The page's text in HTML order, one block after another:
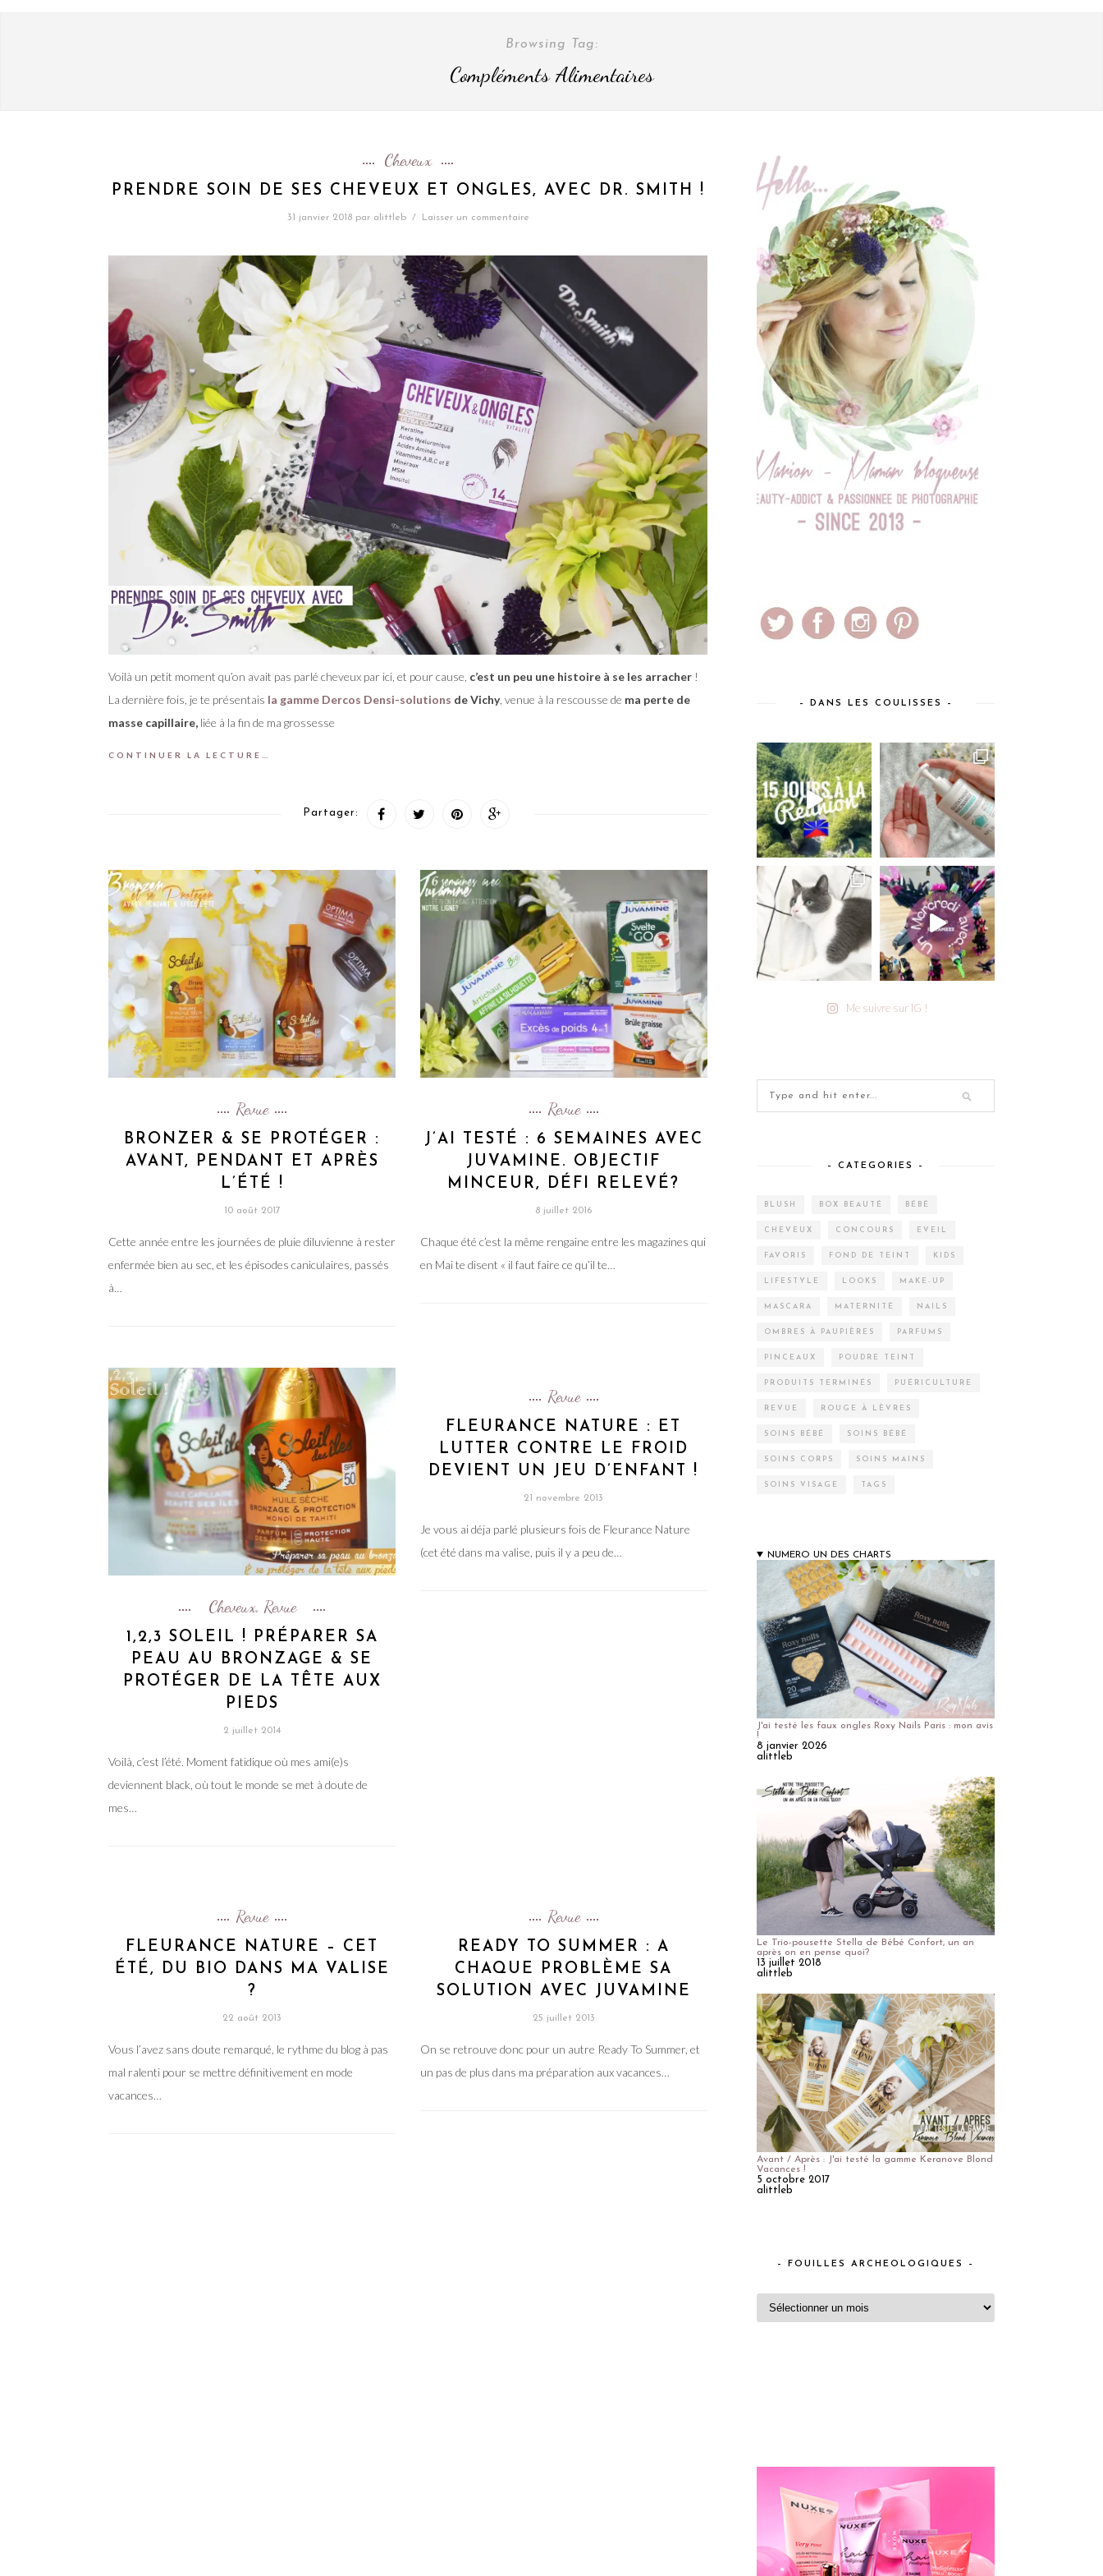
Browsing Tag:
Compléments Alimentaires
Cheveux
PRENDRE SOIN DE SES CHEVEUX ET ONGLES, AVEC DR. SMITH !
31 janvier 2018 par alittleb / Laisser un commentaire
Voilà un petit moment qu’on avait pas parlé cheveux par ici, et pour cause, c’est un peu une histoire à se les arracher !
La dernière fois, je te présentais la gamme Dercos Densi-solutions de Vichy, venue à la rescousse de ma perte de
masse capillaire, liée à la fin de ma grossesse
CONTINUER LA LECTURE…
Partager:
Revue
BRONZER & SE PROTÉGER :
AVANT, PENDANT ET APRÈS
L’ÉTÉ !
10 août 2017
Cette année entre les journées de pluie diluvienne à rester
enfermée bien au sec, et les épisodes caniculaires, passés
à…
Revue
J’AI TESTÉ : 6 SEMAINES AVEC
JUVAMINE. OBJECTIF
MINCEUR, DÉFI RELEVÉ?
8 juillet 2016
Chaque été c’est la même rengaine entre les magazines qui
en Mai te disent « il faut faire ce qu’il te…
Cheveux, Revue
1,2,3 SOLEIL ! PRÉPARER SA
PEAU AU BRONZAGE & SE
PROTÉGER DE LA TÊTE AUX
PIEDS
2 juillet 2014
Voilà, c’est l’été. Moment fatidique où mes ami(e)s
deviennent black, où tout le monde se met à doute de
mes…
Revue
FLEURANCE NATURE : ET
LUTTER CONTRE LE FROID
DEVIENT UN JEU D’ENFANT !
21 novembre 2013
Je vous ai déja parlé plusieurs fois de Fleurance Nature
(cet été dans ma valise, puis il y a peu de…
Revue
FLEURANCE NATURE – CET
ÉTÉ, DU BIO DANS MA VALISE
?
22 août 2013
Vous l’avez sans doute remarqué, le rythme du blog à pas
mal ralenti pour se mettre définitivement en mode
vacances…
Revue
READY TO SUMMER : A
CHAQUE PROBLÈME SA
SOLUTION AVEC JUVAMINE
25 juillet 2013
On se retrouve donc pour un autre Ready To Summer, et
un pas de plus dans ma préparation aux vacances…
– DANS LES COULISSES –
Me suivre sur IG !
– CATEGORIES –
BLUSH BOX BEAUTÉ BÉBÉ
CHEVEUX CONCOURS EVEIL
FAVORIS FOND DE TEINT KIDS
LIFESTYLE LOOKS MAKE-UP
MASCARA MATERNITÉ NAILS
OMBRES À PAUPIÈRES PARFUMS
PINCEAUX POUDRE TEINT
PRODUITS TERMINÉS PUÉRICULTURE
REVUE ROUGE À LÈVRES
SOINS BÉBÉ SOINS BÉBÉ
SOINS CORPS SOINS MAINS
SOINS VISAGE TAGS
NUMERO UN DES CHARTS
J'ai testé les faux ongles Roxy Nails Paris : mon avis
!
8 janvier 2026
alittleb
Le Trio-pousette Stella de Bébé Confort, un an
après on en pense quoi?
13 juillet 2018
alittleb
Avant / Après : J'ai testé la gamme Keranove Blond
Vacances !
5 octobre 2017
alittleb
– FOUILLES ARCHEOLOGIQUES –